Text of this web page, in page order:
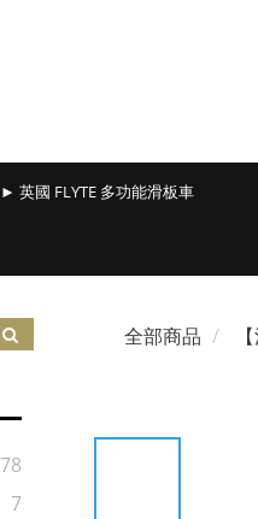
► 英國 FLYTE 多功能滑板車
78
7
全部商品